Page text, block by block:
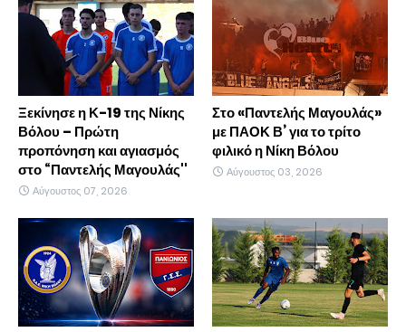
Ξεκίνησε η Κ-19 της Νίκης
Βόλου – Πρώτη
προπόνηση και αγιασμός
στο “Παντελής Μαγουλάς''
Αύγουστος 07, 2026
Στο «Παντελής Μαγουλάς»
με ΠΑΟΚ Β’ για το τρίτο
φιλικό η Νίκη Βόλου
Αύγουστος 03, 2026